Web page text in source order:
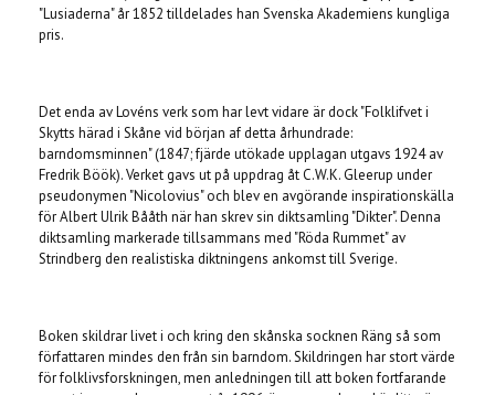
"Lusiaderna" år 1852 tilldelades han Svenska Akademiens kungliga
pris.
Det enda av Lovéns verk som har levt vidare är dock "Folklifvet i
Skytts härad i Skåne vid början af detta århundrade:
barndomsminnen" (1847; fjärde utökade upplagan utgavs 1924 av
Fredrik Böök). Verket gavs ut på uppdrag åt C.W.K. Gleerup under
pseudonymen "Nicolovius" och blev en avgörande inspirationskälla
för Albert Ulrik Bååth när han skrev sin diktsamling "Dikter". Denna
diktsamling markerade tillsammans med "Röda Rummet" av
Strindberg den realistiska diktningens ankomst till Sverige.
Boken skildrar livet i och kring den skånska socknen Räng så som
författaren mindes den från sin barndom. Skildringen har stort värde
för folklivsforskningen, men anledningen till att boken fortfarande